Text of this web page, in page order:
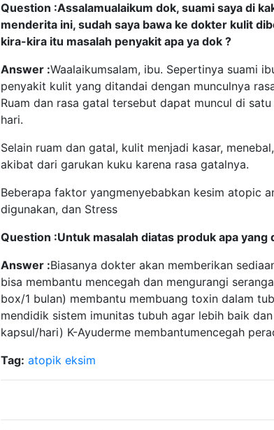
Question :Assalamualaikum dok, suami saya di
menderita ini, sudah saya bawa ke dokter kulit
kira-kira itu masalah penyakit apa ya dok ?
Answer :Waalaikumsalam, ibu. Sepertinya suami
penyakit kulit yang ditandai dengan munculnya
Ruam dan rasa gatal tersebut dapat muncul di
hari.
Selain ruam dan gatal, kulit menjadi kasar,
akibat dari garukan kuku karena rasa gatalnya.
Beberapa faktor yangmenyebabkan kesim atopic
digunakan, dan Stress
Question :Untuk masalah diatas produk apa yang
Answer :Biasanya dokter akan memberikan
bisa membantu mencegah dan mengurangi
box/1 bulan) membantu membuang toxin dalam
mendidik sistem imunitas tubuh agar lebih baik
kapsul/hari) K-Ayuderme membantumencegah
Tag: atopik eksim